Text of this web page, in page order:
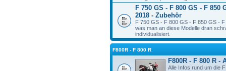
F 750 GS - F 800 GS - F 850
2018 - Zubehör
F 750 GS - F 800 GS - F 850 GS -
was man an diese Modelle dran
individualisiert.
F800R - F 800 R
F800R - F 800 R -
Alle Infos rund um die